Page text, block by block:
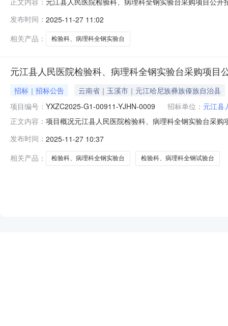
件售价￥0获取招标文件的地点云南省政府采购电子交易
发布时间： 2025-11-27 11:02
相关产品：
检验科、病理科全钢实验台
元江县人民医院检验科、病理科全钢实验台采购项目
招标｜招标公告
云南省｜玉溪市｜元江哈尼族彝族傣族自治县
项目编号： YXZC2025-G1-00911-YJHN-0009 招标单位： 元江县
正文内容： 项目概况元江县人民医院检验科、病理科全钢实验台采
购项目预算金额（元）：331126最高限价（元）：
发布时间： 2025-11-27 10:37
相关产品：
检验科、病理科全钢实验台 检验科、病理科全钢试验台